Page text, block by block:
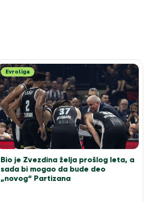
Evroliga
Bio je Zvezdina želja prošlog leta, a
sada bi mogao da bude deo
„novog“ Partizana